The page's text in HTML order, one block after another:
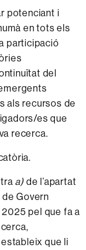
potenciant i
en tots els
participació
del
als recursos de
es que
recerca.
a) de l’apartat
de Govern
pel que fa a
que li